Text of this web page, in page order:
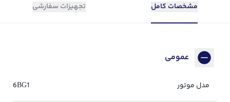
مشخصات کامل تجهیزات سفارشی
عمومی
مدل موتور 6BG1